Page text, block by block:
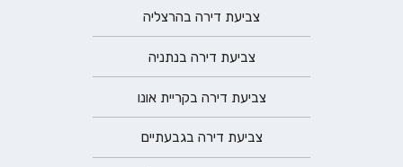
צביעת דירה בהרצליה
צביעת דירה בנתניה
צביעת דירה בקריית אונו
צביעת דירה בגבעתיים